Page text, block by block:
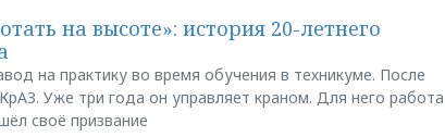
на высоте»: история 20-летнего
на практику во время обучения в техникуме. После
Уже три года он управляет краном. Для него работа
своё призвание